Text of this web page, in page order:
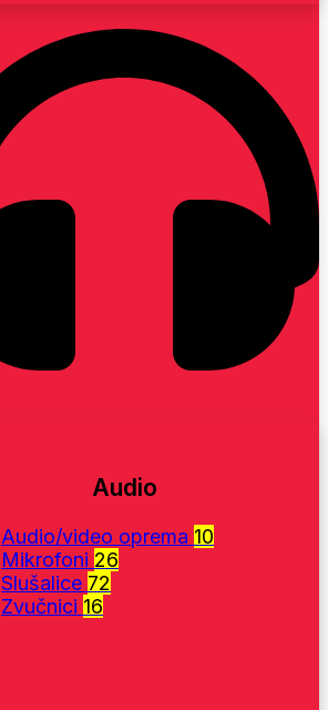
Audio
Audio/video oprema 10
Mikrofoni 26
Slušalice 72
Zvučnici 16